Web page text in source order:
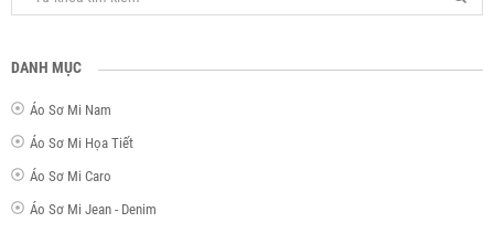
DANH MỤC
Áo Sơ Mi Nam
Áo Sơ Mi Họa Tiết
Áo Sơ Mi Caro
Áo Sơ Mi Jean - Denim